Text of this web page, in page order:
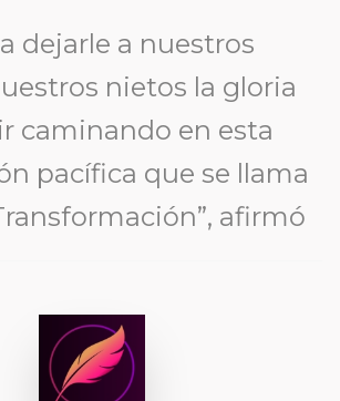
dejarle a nuestros
nietos la gloria
caminando en esta
pacífica que se llama
afirmó